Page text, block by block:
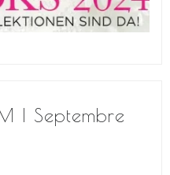
| Septembre